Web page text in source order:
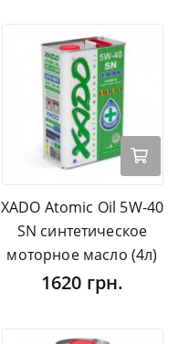
XADO Atomic Oil 5W-40
SN синтетическое
моторное масло (4л)
1620 грн.